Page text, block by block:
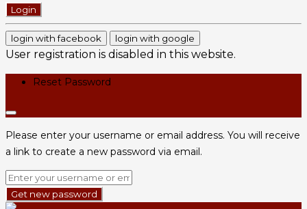
Login
login with facebook login with google
User registration is disabled in this website.
Reset Password
Please enter your username or email address. You will receive
a link to create a new password via email.
Get new password